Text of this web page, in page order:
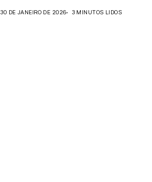
30 DE JANEIRO DE 2026
3 MINUTOS LIDOS